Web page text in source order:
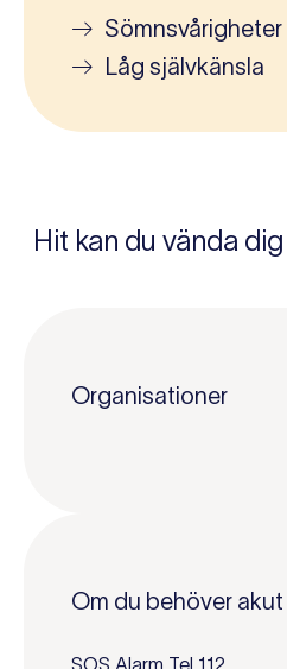
Sömnsvårigheter
Låg självkänsla
Hit kan du vända
Organisationer
Om du behöver
SOS Alarm Tel 112